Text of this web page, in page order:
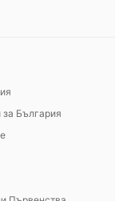
България